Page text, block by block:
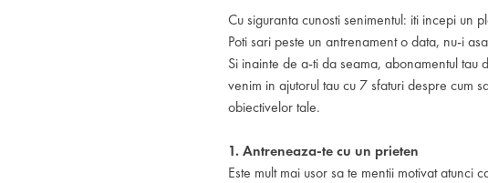
Cu siguranta cunosti senimentul: iti incepi un
Poti sari peste un antrenament o data, nu-i
Si inainte de a-ti da seama, abonamentul tau
venim in ajutorul tau cu 7 sfaturi despre cum
obiectivelor tale.
1. Antreneaza-te cu un prieten
Este mult mai usor sa te mentii motivat